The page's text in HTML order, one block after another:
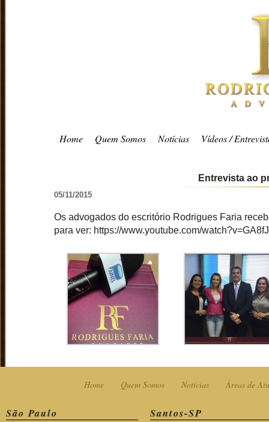
Home Quem Somos Notícias Vídeos /
Entrevista ao
05/11/2015
Os advogados do escritório Rodrigues Faria
para ver: https://www.youtube.com/
Home Quem Somos Notícias Áreas de
São Paulo Santos-SP